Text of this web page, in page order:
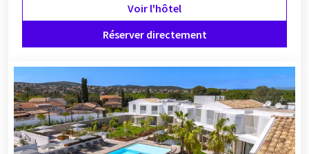
Voir l'hôtel
Réserver directement